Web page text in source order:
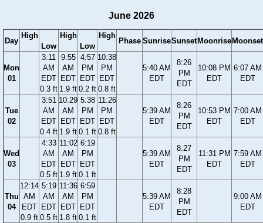
June 2026
Day
High
Low
High
Low
High
Phase SunriseSunsetMoonriseMoonset
Mon
01
3:11
AM
EDT
0.3 ft
9:55
AM
EDT
1.9 ft
4:57
PM
EDT
0.2 ft
10:38
PM
EDT
0.8 ft
5:40 AM
EDT
8:26
PM
EDT
10:08 PM
EDT
6:07 AM
EDT
Tue
02
3:51
AM
EDT
0.4 ft
10:29
AM
EDT
1.9 ft
5:38
PM
EDT
0.1 ft
11:26
PM
EDT
0.8 ft
5:39 AM
EDT
8:26
PM
EDT
10:53 PM
EDT
7:00 AM
EDT
Wed
03
4:33
AM
EDT
0.5 ft
11:02
AM
EDT
1.9 ft
6:19
PM
EDT
0.1 ft
5:39 AM
EDT
8:27
PM
EDT
11:31 PM
EDT
7:59 AM
EDT
Thu
04
12:14
AM
EDT
0.9 ft
5:19
AM
EDT
0.5 ft
11:36
AM
EDT
1.8 ft
6:59
PM
EDT
0.1 ft
5:39 AM
EDT
8:28
PM
EDT
9:00 AM
EDT